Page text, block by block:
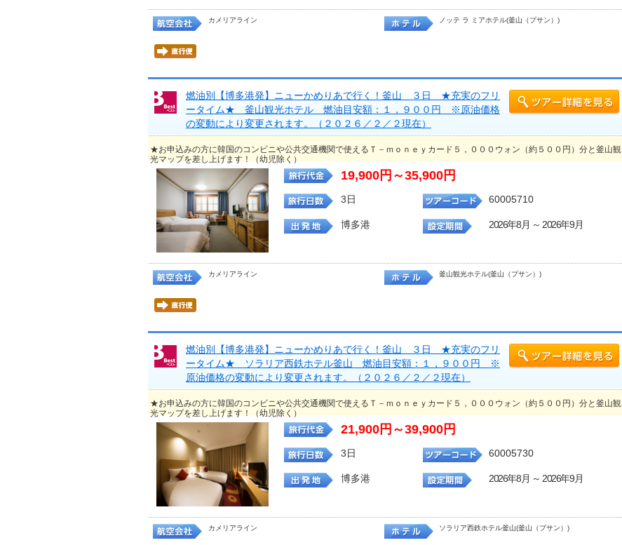
カメリアライン ノッテ ラ ミアホテル(釜山（プサン）)
燃油別【博多港発】ニューかめりあで行く！釜山 ３日 ★充実のフリ
ータイム★ 釜山観光ホテル 燃油目安額：１，９００円 ※原油価格
の変動により変更されます。（２０２６／２／２現在）
★お申込みの方に韓国のコンビニや公共交通機関で使えるＴ－ｍｏｎｅｙカード５，０００ウォン（約５００円）分と釜山観
光マップを差し上げます！（幼児除く）
19,900円～35,900円
3日 60005710
博多港 2026年8月 ～ 2026年9月
カメリアライン 釜山観光ホテル(釜山（プサン）)
燃油別【博多港発】ニューかめりあで行く！釜山 ３日 ★充実のフリ
ータイム★ ソラリア西鉄ホテル釜山 燃油目安額：１，９００円 ※
原油価格の変動により変更されます。（２０２６／２／２現在）
★お申込みの方に韓国のコンビニや公共交通機関で使えるＴ－ｍｏｎｅｙカード５，０００ウォン（約５００円）分と釜山観
光マップを差し上げます！（幼児除く）
21,900円～39,900円
3日 60005730
博多港 2026年8月 ～ 2026年9月
カメリアライン ソラリア西鉄ホテル釜山(釜山（プサン）)